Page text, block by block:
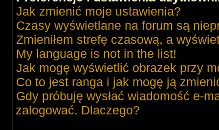
Jak zmienić moje ustawienia?
Czasy wyświetlane na forum są
Zmieniłem strefę czasową, a
My language is not in the list!
Jak mogę wyświetlić obrazek przy
Co to jest ranga i jak mogę ją
Gdy próbuję wysłać wiadomość e-
zalogować. Dlaczego?